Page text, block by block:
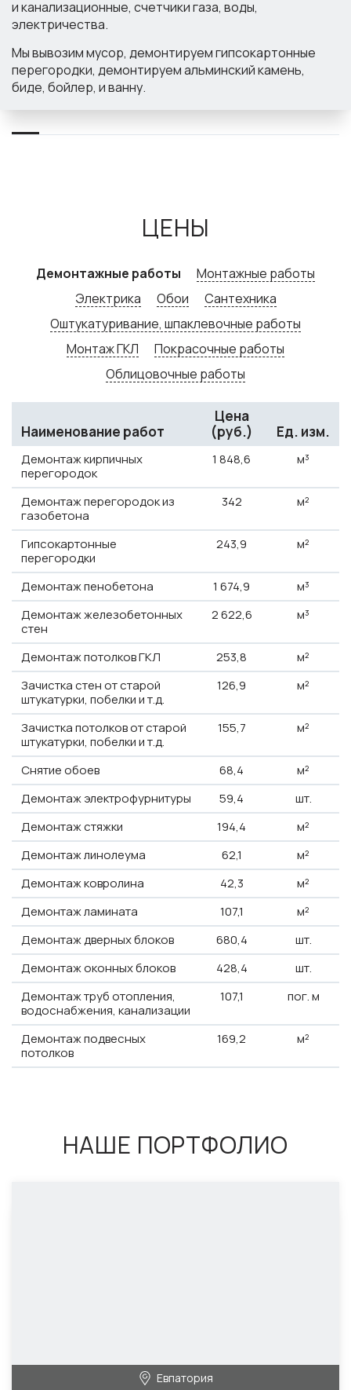
и канализационные, счетчики газа, воды,
электричества.
Мы вывозим мусор, демонтируем гипсокартонные
перегородки, демонтируем альминский камень,
биде, бойлер, и ванну.
ЦЕНЫ
Демонтажные работы
Монтажные работы
Электрика
Обои
Сантехника
Оштукатуривание, шпаклевочные работы
Монтаж ГКЛ
Покрасочные работы
Облицовочные работы
Наименование работ
Цена
(руб.)
Ед. изм.
Демонтаж кирпичных
перегородок
1 848,6 м³
Демонтаж перегородок из
газобетона
342 м²
Гипсокартонные
перегородки
243,9 м²
Демонтаж пенобетона 1 674,9
м³
Демонтаж железобетонных
стен
2622,6 м³
Демонтаж потолков ГКЛ 253,8
м²
Зачистка стен от старой
штукатурки, побелки и т.д.
126,9 м²
Зачистка потолков от старой
штукатурки, побелки и т.д.
155,7 м²
Снятие обоев 68,4
м²
Демонтаж электрофурнитуры
59,4
шт.
Демонтаж стяжки
194,4
м²
Демонтаж линолеума
62,1
м²
Демонтаж ковролина
42,3
м²
Демонтаж ламината
107,1
м²
Демонтаж дверных блоков
680,4
шт.
Демонтаж оконных блоков
428,4
шт.
Демонтаж труб отопления,
водоснабжения, канализации
107,1 пог. м
Демонтаж подвесных
потолков
169,2 м²
НАШЕ ПОРТФОЛИО
Евпатория